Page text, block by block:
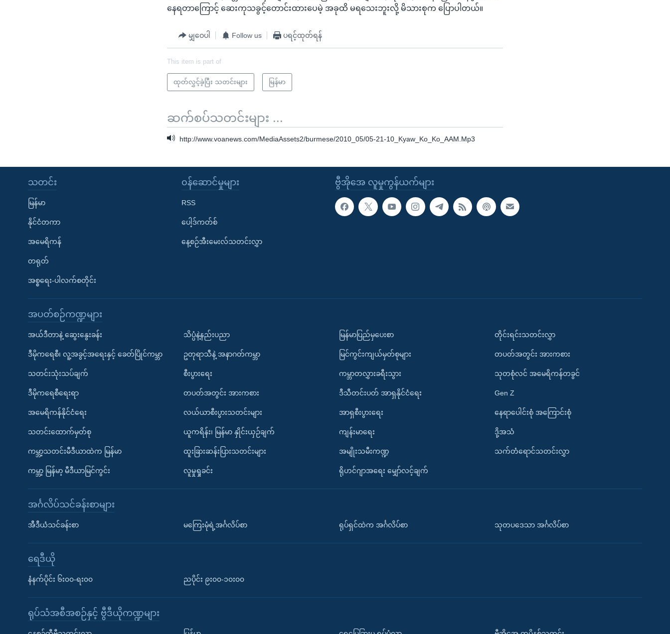
နေရတာကြောင့် ဆေးကုသခွင့်တောင်းထားပေမဲ့ အခုထိ မရသေးဘူးလို့ မိသားစုက ပြောပါတယ်။
မျှဝေပါ Follow us ပရင့်ထုတ်ရန်
This item is part of
ထုတ်လွှင့်ခဲ့ပြီး သတင်းများ မြန်မာ
ဆက်စပ်သတင်းများ ...
http://www.voanews.com/MediaAssets2/burmese/2010_05/05-21-10_Kyaw_Ko_Ko_AAM.Mp3
ဗွီအိုအေ လူမှုကွန်ယက်များ
သတင်း
မြန်မာ
နိုင်ငံတကာ
အမေရိကန်
တရုတ်
အစ္စရေး-ပါလက်စတိုင်း
၀န်ဆောင်မှုများ
RSS
ပေါ့ဒ်ကတ်စ်
နေ့စဉ်အီးမေးလ်သတင်းလွှာ
အပတ်စဉ်ကဏ္ဍများ
အယ်ဒီတာနဲ့ ဆွေးနွေးခန်း
ဒီမိုကရေစီ၊ လူ့အခွင့်အရေးနှင့် ခေတ်ပြိုင်ကမ္ဘာ
သတင်းသုံးသပ်ချက်
ဒီမိုကရေစီရေးရာ
အမေရိကန်နိုင်ငံရေး
သတင်းထောက်မှတ်စု
ကမ္ဘာ့သတင်းမီဒီယာထဲက မြန်မာ
ကမ္ဘာ့ မြန်မာ့ မီဒီယာမြင်ကွင်း
သိပ္ပံနဲ့နည်းပညာ
ဥတုရာသီနဲ့ အနာဂတ်ကမ္ဘာ
စီးပွားရေး
တပတ်အတွင်း အားကစား
လယ်ယာစီးပွားသတင်းများ
ယူကရိန်း၊ မြန်မာ နှိုင်းယှဉ်ချက်
ထူးခြားဆန်းပြားသတင်းများ
လူမှုရှုခင်း
မြန်မာပြည်မှပေးစာ
မြင်ကွင်းကျယ်မှတ်စုများ
ကမ္ဘာတလွှားခရီးသွား
ဒီသီတင်းပတ် အာရှနိုင်ငံရေး
အာရှစီးပွားရေး
ကျန်းမာရေး
အမျိုးသမီးကဏ္ဍ
ရိုဟင်ဂျာအရေး မျှော်လင့်ချက်
တိုင်းရင်းသတင်းလွှာ
တပတ်အတွင်း အားကစား
သုတစုံလင် အမေရိကန်တခွင်
Gen Z
နေရာပေါင်းစုံ အကြောင်းစုံ
ဒို့အသံ
သက်တံရောင်သတင်းလွှာ
အင်္ဂလိပ်သင်ခန်းစာများ
အီဒီယံသင်ခန်းစာ မကြေးမုံရဲ့အင်္ဂလိပ်စာ ရုပ်ရှင်ထဲက အင်္ဂလိပ်စာ သုတပဒေသာ အင်္ဂလိပ်စာ
ရေဒီယို
နံနက်ပိုင်း ၆း၀၀-ရး၀၀ ညပိုင်း ၉း၀၀-၁၀း၀၀
ရုပ်သံအစီအစဉ်နှင့် ဗွီဒီယိုကဏ္ဍများ